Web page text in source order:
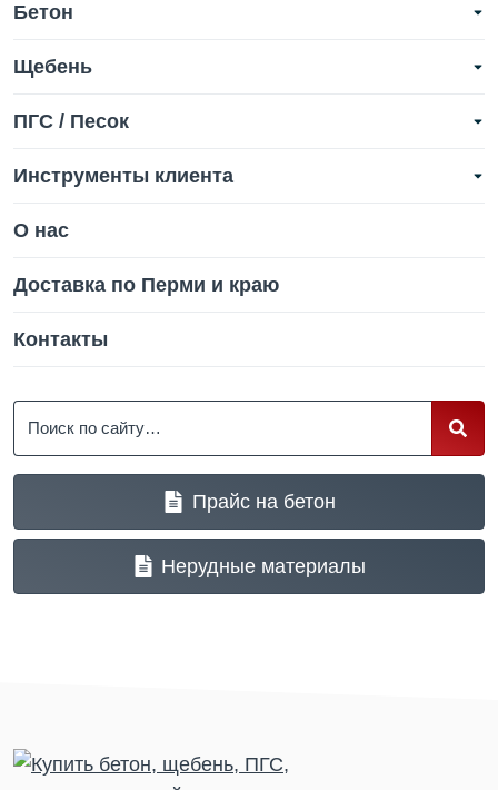
Бетон
Щебень
ПГС / Песок
Инструменты клиента
О нас
Доставка по Перми и краю
Контакты
Прайс на бетон
Нерудные материалы